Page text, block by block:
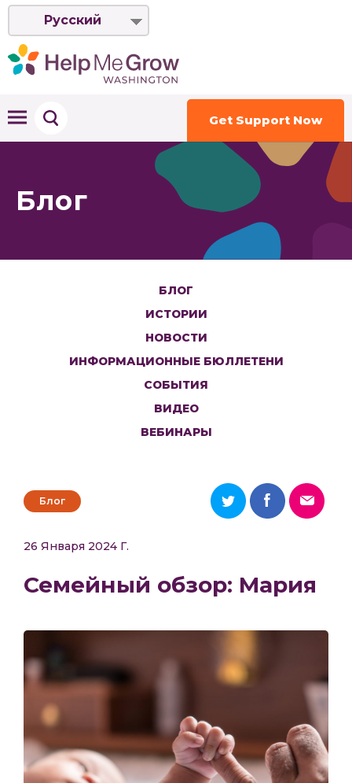
Русский
Get Support Now
Блог
БЛОГ
ИСТОРИИ
НОВОСТИ
ИНФОРМАЦИОННЫЕ БЮЛЛЕТЕНИ
СОБЫТИЯ
ВИДЕО
ВЕБИНАРЫ
Блог
26 Января 2024 Г.
Семейный обзор: Мария